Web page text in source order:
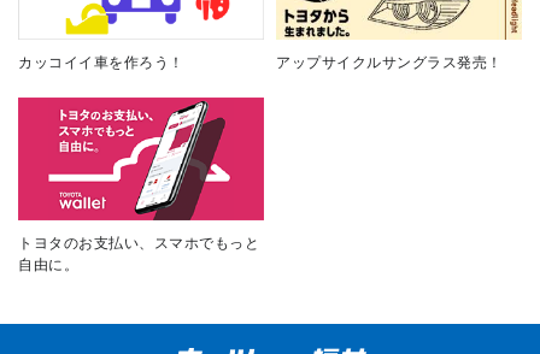
カッコイイ車を作ろう！ アップサイクルサングラス発売！
トヨタのお支払い、スマホでもっと
自由に。